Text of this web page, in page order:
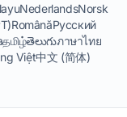
NederlandsNorsk
RomânăРусский
தமிழ்తెలుగుภาษาไทย
Việt中文 (简体)